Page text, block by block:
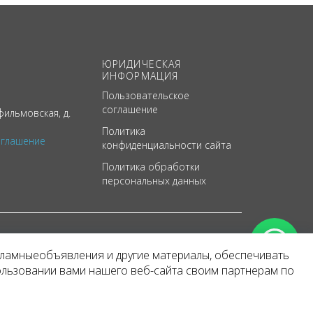
д.
ЮРИДИЧЕСКАЯ
ИНФОРМАЦИЯ
Пользовательское
соглашение
Политика
конфиденциальности сайта
Политика обработки
персональных данных
и другие материалы, обеспечивать
вами нашего веб-сайта своим партнерам по